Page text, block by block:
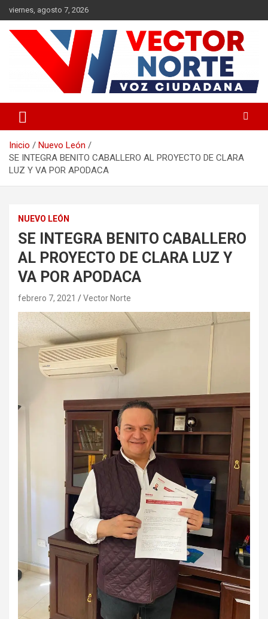
Saltar
al
contenido
viernes, agosto 7, 2026
Vector Norte
Inicio
Nuevo León
SE INTEGRA BENITO CABALLERO AL PROYECTO DE CLARA
LUZ Y VA POR APODACA
NUEVO LEÓN
SE INTEGRA BENITO CABALLERO
AL PROYECTO DE CLARA LUZ Y
VA POR APODACA
febrero 7, 2021 Vector Norte